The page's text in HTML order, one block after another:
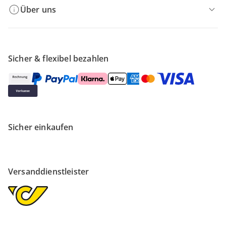
Über uns
Sicher & flexibel bezahlen
Sicher einkaufen
Versanddienstleister